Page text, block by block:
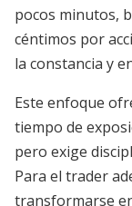
pocos minutos,
céntimos por
la constancia y
Este enfoque
tiempo de
pero exige
Para el trader
transformarse